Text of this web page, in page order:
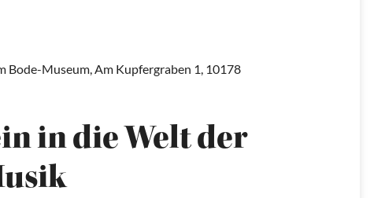
Bode-Museum, Am Kupfergraben 1, 10178
in die Welt der